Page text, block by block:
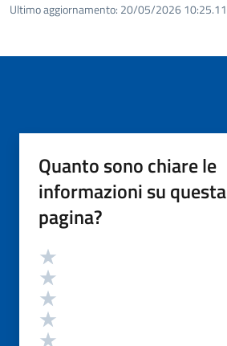
Ultimo aggiornamento: 20/05/2026 10:25.11
Quanto sono chiare le
informazioni su questa
pagina?
Valutazione